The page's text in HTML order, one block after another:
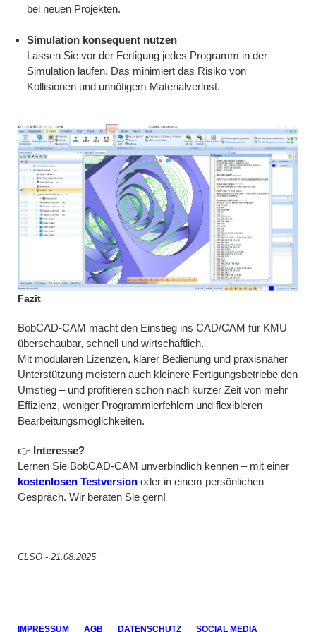
bei neuen Projekten.
Simulation konsequent nutzen
Lassen Sie vor der Fertigung jedes Programm in der
Simulation laufen. Das minimiert das Risiko von
Kollisionen und unnötigem Materialverlust.
Fazit
BobCAD-CAM macht den Einstieg ins CAD/CAM für KMU
überschaubar, schnell und wirtschaftlich.
Mit modularen Lizenzen, klarer Bedienung und praxisnaher
Unterstützung meistern auch kleinere Fertigungsbetriebe den
Umstieg – und profitieren schon nach kurzer Zeit von mehr
Effizienz, weniger Programmierfehlern und flexibleren
Bearbeitungsmöglichkeiten.
👉 Interesse?
Lernen Sie BobCAD-CAM unverbindlich kennen – mit einer
kostenlosen Testversionoder in einem persönlichen
Gespräch. Wir beraten Sie gern!
CLSO - 21.08.2025
NAVIGATION
IMPRESSUM AGB DATENSCHUTZ SOCIAL MEDIA